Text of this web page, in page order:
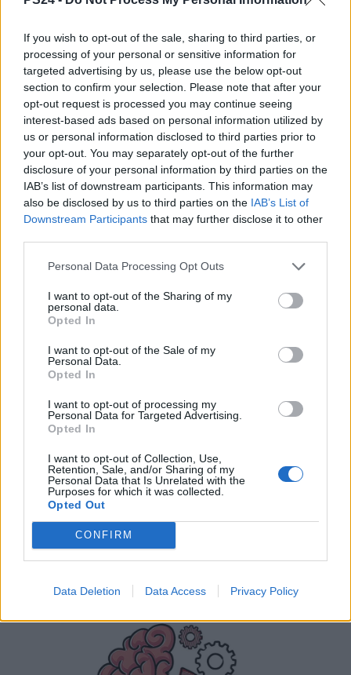
If you wish to opt-out of the sale, sharing to third parties, or
processing of your personal or sensitive information for
targeted advertising by us, please use the below opt-out
section to confirm your selection. Please note that after your
opt-out request is processed you may continue seeing
interest-based ads based on personal information utilized by
us or personal information disclosed to third parties prior to
your opt-out. You may separately opt-out of the further
disclosure of your personal information by third parties on the
IAB’s list of downstream participants. This information may
also be disclosed by us to third parties on the IAB’s List of
Downstream Participants that may further disclose it to other
Personal Data Processing Opt Outs
I want to opt-out of the Sharing of my
personal data.
Opted In
I want to opt-out of the Sale of my
Personal Data.
Opted In
I want to opt-out of processing my
Personal Data for Targeted Advertising.
Opted In
I want to opt-out of Collection, Use,
Retention, Sale, and/or Sharing of my
Personal Data that Is Unrelated with the
Purposes for which it was collected.
Opted Out
CONFIRM
Data Deletion Data Access Privacy Policy